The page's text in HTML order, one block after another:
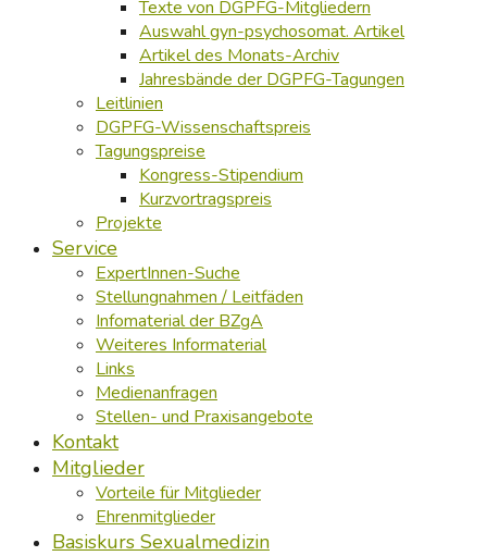
Texte von DGPFG-Mitgliedern
Auswahl gyn-psychosomat. Artikel
Artikel des Monats-Archiv
Jahresbände der DGPFG-Tagungen
Leitlinien
DGPFG-Wissenschaftspreis
Tagungspreise
Kongress-Stipendium
Kurzvortragspreis
Projekte
Service
ExpertInnen-Suche
Stellungnahmen / Leitfäden
Infomaterial der BZgA
Weiteres Informaterial
Links
Medienanfragen
Stellen- und Praxisangebote
Kontakt
Mitglieder
Vorteile für Mitglieder
Ehrenmitglieder
Basiskurs Sexualmedizin